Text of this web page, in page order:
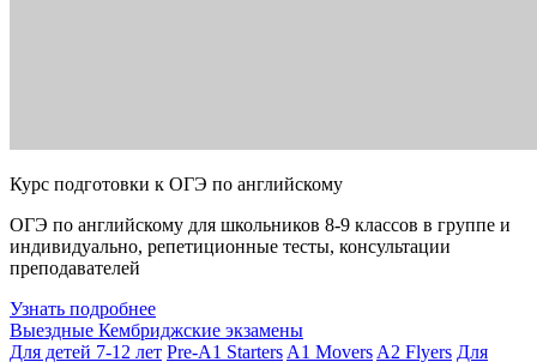
Курс подготовки к ОГЭ по английскому
ОГЭ по английскому для школьников 8-9 классов в группе и
индивидуально, репетиционные тесты, консультации
преподавателей
Узнать подробнее
Выездные Кембриджские экзамены
Для детей 7-12 лет Pre-A1 Starters A1 Movers A2 Flyers Для